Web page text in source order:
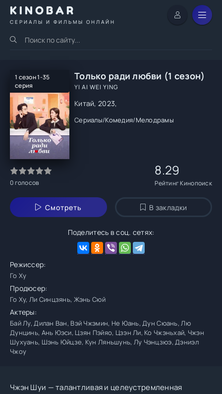
KINOBAR
СЕРИАЛЫ И ФИЛЬМЫ ОНЛАЙН
1 сезон 1-35
серия
Только ради любви (1 сезон)
YI AI WEI YING
Китай, 2023,
Сериалы/Комедия/Мелодрамы
0голосов
8.29
Рейтинг Кинопоиск
Смотреть В закладки
Поделитесь в соц. сетях:
Режиссер:
Го Ху
Продюсер:
Го Ху, Ли Синцзянь, Жэнь Сюй
Актеры:
Бай Лу, Дилан Ван, Вэй Чжэмин, Не Юань, Дун Сюань, Лю
Дунцинь, Ань Юэси, Цзян Пэйяо, Цзэн Ли, Ко Чжэньхай, Чжэн
Шухуань, Шэнь Юйцзе, Кун Ляньшунь, Лу Чэнцзюэ, Дэниэл
Чжоу
Чжэн Шуи — талантливая и целеустремленная